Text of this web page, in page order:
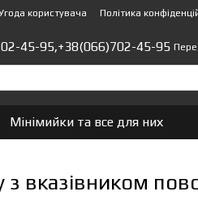
користувача Політика
45-95,+38(066)702-45-95
Мінімийки та все для них
з вказівником